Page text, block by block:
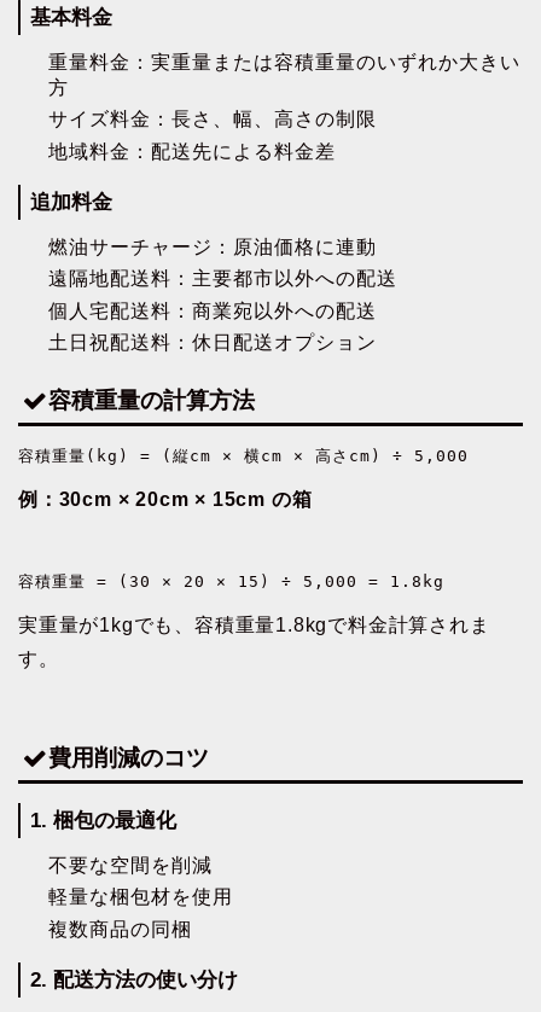
基本料金
重量料金：実重量または容積重量のいずれか大きい
方
サイズ料金：長さ、幅、高さの制限
地域料金：配送先による料金差
追加料金
燃油サーチャージ：原油価格に連動
遠隔地配送料：主要都市以外への配送
個人宅配送料：商業宛以外への配送
土日祝配送料：休日配送オプション
容積重量の計算方法
容積重量(kg) = (縦cm × 横cm × 高さcm) ÷ 5,000
例：30cm × 20cm × 15cm の箱
容積重量 = (30 × 20 × 15) ÷ 5,000 = 1.8kg
実重量が1kgでも、容積重量1.8kgで料金計算されま
す。
費用削減のコツ
1. 梱包の最適化
不要な空間を削減
軽量な梱包材を使用
複数商品の同梱
2. 配送方法の使い分け